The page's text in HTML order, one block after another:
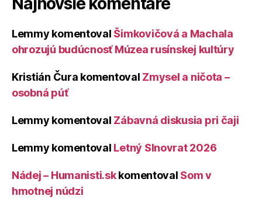
Lemmy komentoval Šimkovičová a Machala
ohrozujú budúcnosť Múzea rusínskej kultúry
Kristián Čura komentoval Zmysel a ničota –
osobná púť
Lemmy komentoval Zábavná diskusia pri čaji
Lemmy komentoval Letný Slnovrat 2026
Nádej – Humanisti.skkomentoval Som v
hmotnej núdzi